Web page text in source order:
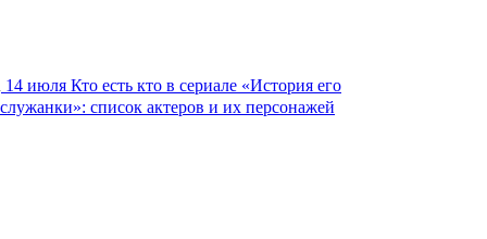
14 июля Кто есть кто в сериале «История его
служанки»: список актеров и их персонажей